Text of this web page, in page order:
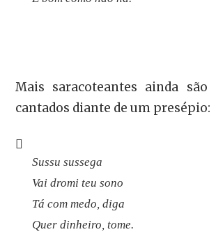
Mais saracoteantes ainda são
cantados diante de um presépio:
Sussu sussega
Vai dromi teu sono
Tá com medo, diga
Quer dinheiro, tome.